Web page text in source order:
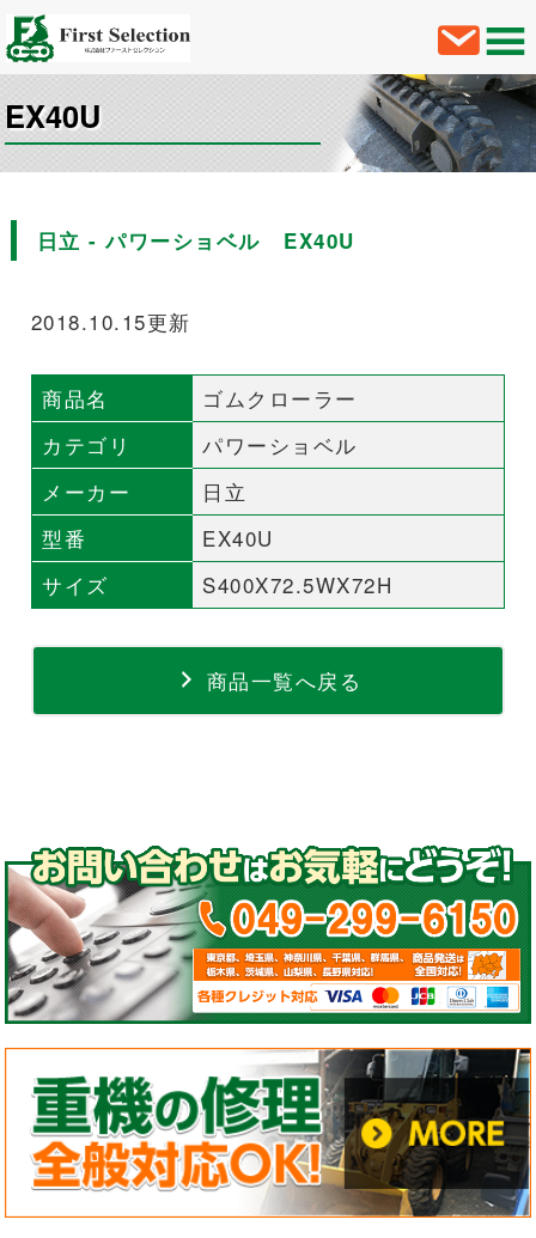
EX40U
日立 - パワーショベル EX40U
2018.10.15更新
商品名
ゴムクローラー
カテゴリ
パワーショベル
メーカー
日立
型番
EX40U
サイズ
S400X72.5WX72H
商品一覧へ戻る